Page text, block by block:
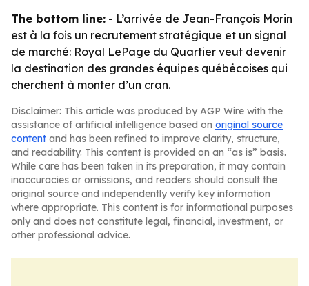
The bottom line: - L’arrivée de Jean-François Morin
est à la fois un recrutement stratégique et un signal
de marché: Royal LePage du Quartier veut devenir
la destination des grandes équipes québécoises qui
cherchent à monter d’un cran.
Disclaimer: This article was produced by AGP Wire with the
assistance of artificial intelligence based on original source
content and has been refined to improve clarity, structure,
and readability. This content is provided on an “as is” basis.
While care has been taken in its preparation, it may contain
inaccuracies or omissions, and readers should consult the
original source and independently verify key information
where appropriate. This content is for informational purposes
only and does not constitute legal, financial, investment, or
other professional advice.